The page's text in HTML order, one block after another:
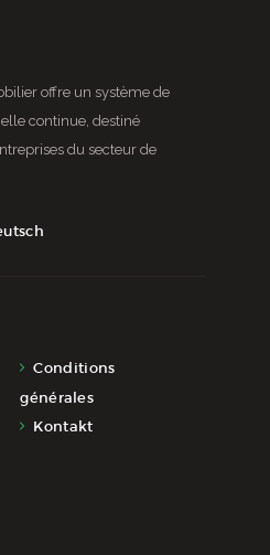
offre un système de
continue, destiné
du secteur de
Conditions
générales
Kontakt